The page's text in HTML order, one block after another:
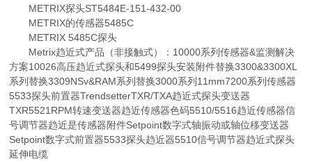
METRIX探头ST5484E-151-432-00
METRIX的传感器5485C
METRIX 5485C探头
Metrix趋近式产品（非接触式）：10000系列传感器&监测解决
方案10026高压趋近式探头和5499探头安装附件替换3300&3300XL
系列替换3309NSv&RAM系列替换3000系列11mm7200系列传感器
5533探头前置器TrendsetterTXR/TXA趋近式探头变送器
TXR5521RPM转速变送器趋近传感器色码5510/5516趋近传感器信
号调节器趋近是传感器附件Setpoint数字式轴振动或轴位移变送器
Setpoint数字式前置器5533探头趋近器5510信号调节器趋近式探头
延伸电缆